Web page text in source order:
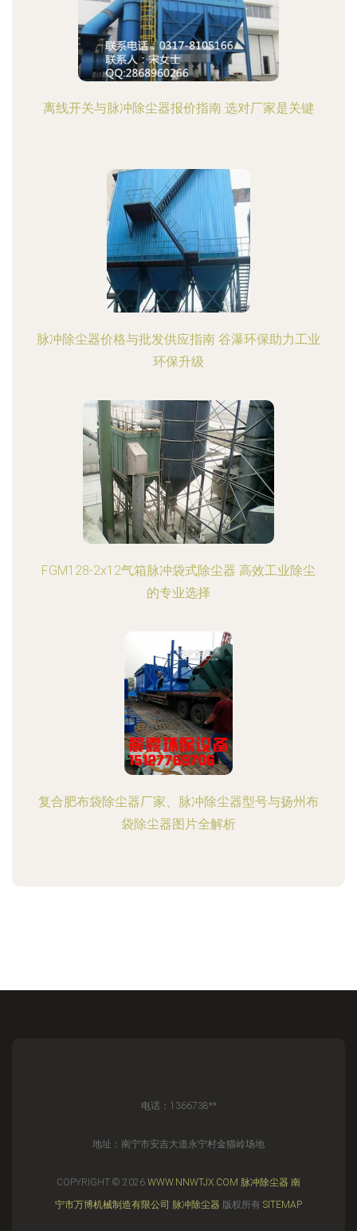
离线开关与脉冲除尘器报价指南 选对厂家是关键
脉冲除尘器价格与批发供应指南 谷瀑环保助力工业
环保升级
FGM128-2x12气箱脉冲袋式除尘器 高效工业除尘
的专业选择
复合肥布袋除尘器厂家、脉冲除尘器型号与扬州布
袋除尘器图片全解析
电话：1366738**
地址：南宁市安吉大道永宁村金猫岭场地
COPYRIGHT © 2026 WWW.NNWTJX.COM 脉冲除尘器 南
宁市万博机械制造有限公司 脉冲除尘器 版权所有 SITEMAP